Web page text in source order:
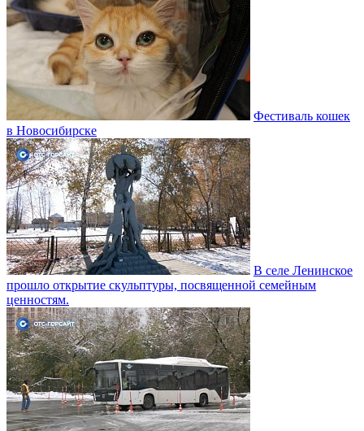
Фестиваль кошек
в Новосибирске
В селе Ленинское
прошло открытие скульптуры, посвященной семейным
ценностям.